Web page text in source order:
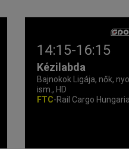
14:15-16:15
Kézilabda
Bajnokok Ligája, nők,
ism., HD
FTC-Rail Cargo